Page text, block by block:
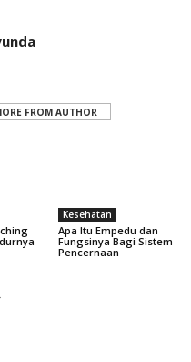
FROM AUTHOR
Kesehatan
Apa Itu Empedu dan
Fungsinya Bagi Sistem
Pencernaan